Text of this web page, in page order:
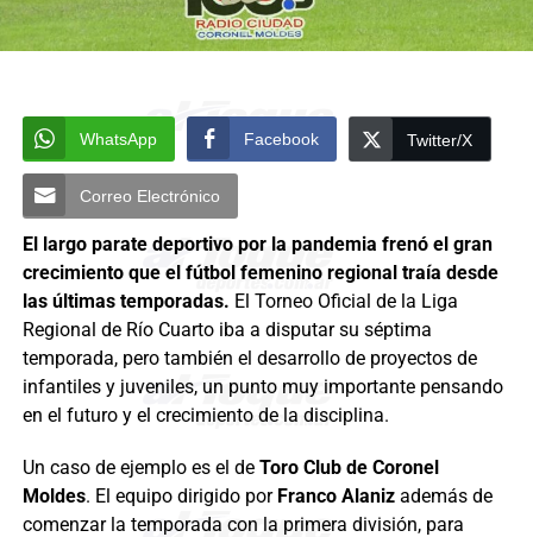
WhatsApp Facebook Twitter/X
Correo Electrónico
El largo parate deportivo por la pandemia frenó el gran
crecimiento que el fútbol femenino regional traía desde
las últimas temporadas. El Torneo Oficial de la Liga
Regional de Río Cuarto iba a disputar su séptima
temporada, pero también el desarrollo de proyectos de
infantiles y juveniles, un punto muy importante pensando
en el futuro y el crecimiento de la disciplina.
Un caso de ejemplo es el de Toro Club de Coronel
Moldes. El equipo dirigido por Franco Alanizademás de
comenzar la temporada con la primera división, para